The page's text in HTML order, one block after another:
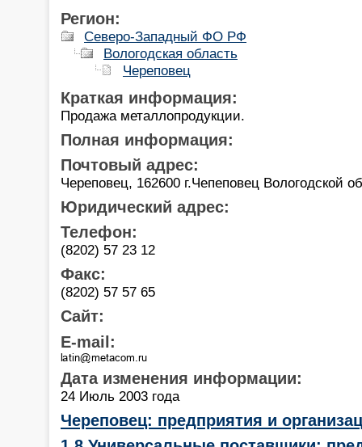
Регион:
Северо-Западный ФО РФ
Вологодская область
Череповец
Краткая информация:
Продажа металлопродукции.
Полная информация:
Почтовый адрес:
Череповец, 162600 г.Чепеповец Вологодской
Юридический адрес:
Телефон:
(8202) 57 23 12
Факс:
(8202) 57 57 65
Сайт:
E-mail:
Дата изменения информации:
24 Июль 2003 года
Череповец: предприятия и